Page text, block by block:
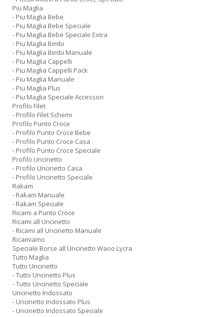
Piu Maglia
- Piu Maglia Bebe
- Piu Maglia Bebe Speciale
- Piu Maglia Bebe Speciale Extra
- Piu Maglia Bimbi
- Piu Maglia Bimbi Manuale
- Piu Maglia Cappelli
- Piu Maglia Cappelli Pack
- Piu Maglia Manuale
- Piu Maglia Plus
- Piu Maglia Speciale Accessori
Profilo Filet
- Profilo Filet Schemi
Profilo Punto Croce
- Profilo Punto Croce Bebe
- Profilo Punto Croce Casa
- Profilo Punto Croce Speciale
Profilo Uncinetto
- Profilo Uncinetto Casa
- Profilo Uncinetto Speciale
Rakam
- Rakam Manuale
- Rakam Speciale
Ricami a Punto Croce
Ricami all Uncinetto
- Ricami all Uncinetto Manuale
Ricamiamo
Speciale Borse all Uncinetto Waoo Lycra
Tutto Maglia
Tutto Uncinetto
- Tutto Uncinetto Plus
- Tutto Uncinetto Speciale
Uncinetto Indossato
- Uncinetto Indossato Plus
- Uncinetto Indossato Speciale